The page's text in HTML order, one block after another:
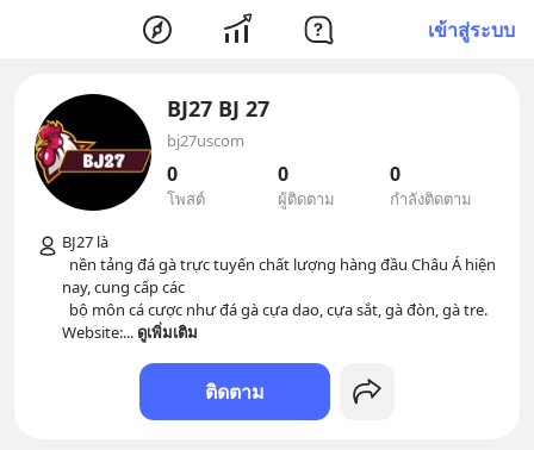
เข้าสู่ระบบ
BJ27 BJ 27
bj27uscom
0
โพสต์
0
ผู้ติดตาม
0
กำลังติดตาม
BJ27 là
nay, cung cấp các
Website:... ดูเพิ่มเติม
ติดตาม